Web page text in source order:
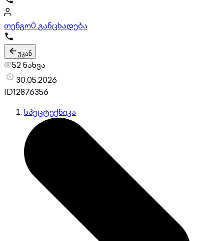
თენგო0 განცხადება
უკან
52 ნახვა
30.05.2026
ID12876356
სპეცტექნიკა